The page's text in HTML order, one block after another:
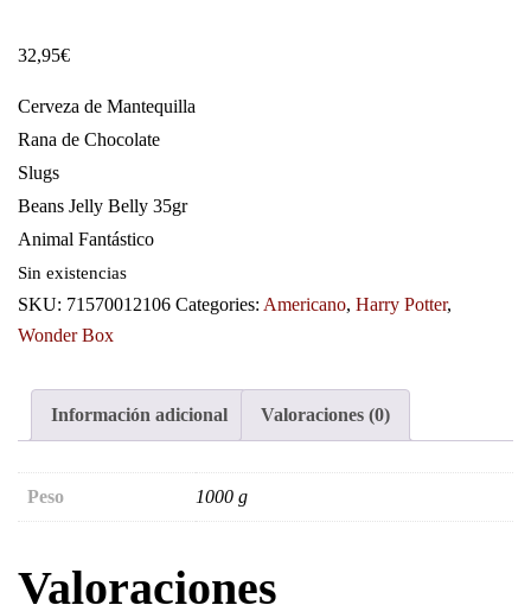
32,95€
Cerveza de Mantequilla
Rana de Chocolate
Slugs
Beans Jelly Belly 35gr
Animal Fantástico
Sin existencias
SKU: 71570012106 Categories: Americano, Harry Potter,
Wonder Box
Información adicional Valoraciones (0)
Peso 1000 g
Valoraciones